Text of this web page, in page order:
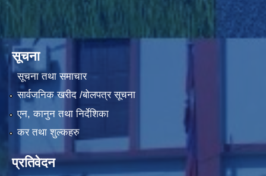
सूचना
सूचना तथा समाचार
सार्वजनिक खरीद /बोलपत्र सूचना
एन, कानुन तथा निर्देशिका
कर तथा शुल्कहरु
प्रतिवेदन